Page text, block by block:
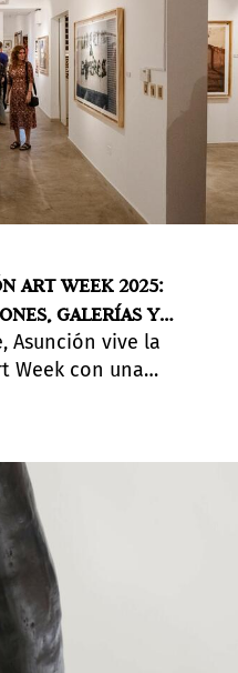
ART WEEK 2025:
GALERÍAS Y
Asunción vive la
Week con una